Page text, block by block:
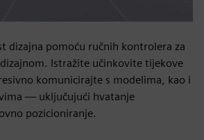
dizajna pomoću ručnih kontrolera za
Istražite učinkovite tijekove
komunicirajte s modelima, kao i
— uključujući hvatanje
pozicioniranje.